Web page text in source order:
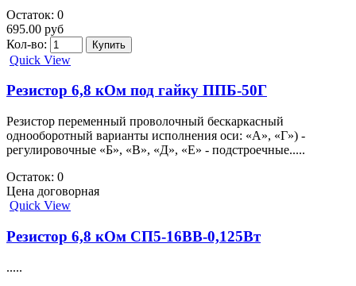
Остаток: 0
695.00 руб
Кол-во:
Quick View
Резистор 6,8 кОм под гайку ППБ-50Г
Резистор переменный проволочный бескаркасный
однооборотный варианты исполнения оси: «А», «Г») -
регулировочные «Б», «В», «Д», «Е» - подстроечные.....
Остаток: 0
Цена договорная
Quick View
Резистор 6,8 кОм СП5-16ВВ-0,125Вт
.....